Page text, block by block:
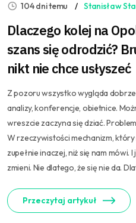
104 dni temu Stanisław
Dlaczego kolej na
szans się odrodzić?
nikt nie chce usłyszeć
Z pozoru wszystko wygląda
analizy, konferencje, obietnice.
wreszcie zaczyna się dziać.
W rzeczywistości mechanizm,
zupełnie inaczej, niż się nam mówi.
zmieni. Nie dlatego, że się nie da.
Przeczytaj artykuł